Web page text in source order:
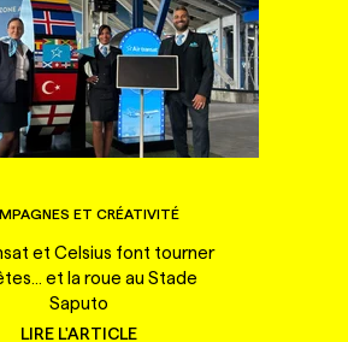
ET CRÉATIVITÉ
et Celsius font tourner
et la roue au Stade
Saputo
LIRE L'ARTICLE